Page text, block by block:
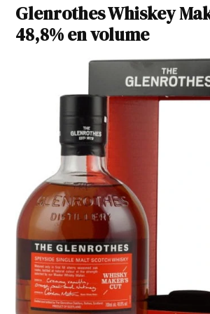
Glenrothes Whiskey
48,8% en volume